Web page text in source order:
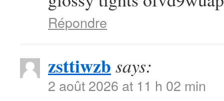
Répondre
zsttiwzb says:
2 août 2026 at 11 h 02 min